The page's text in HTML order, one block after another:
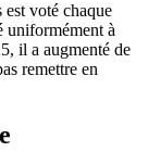
voté chaque
uniformément à
il a augmenté de
remettre en